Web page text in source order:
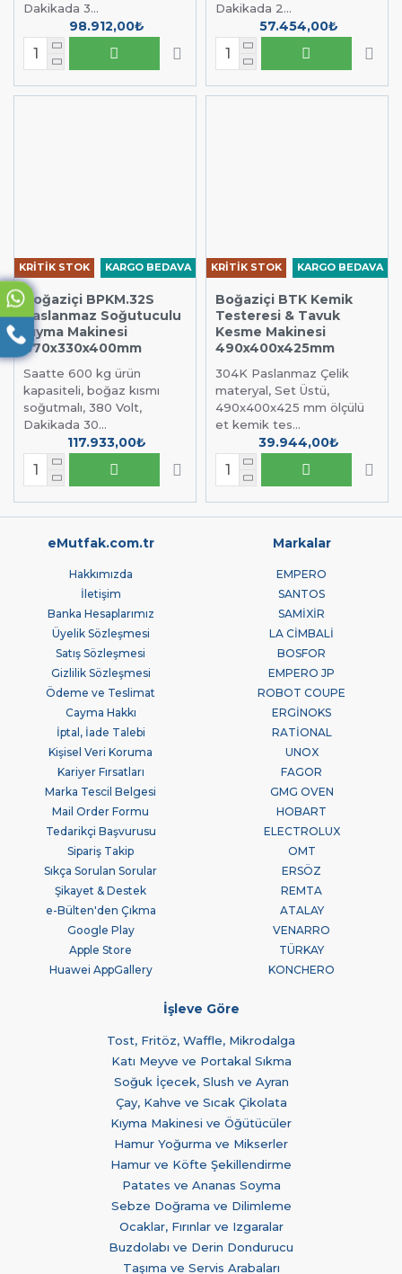
Dakikada 3...
98.912,00₺
Dakikada 2...
57.454,00₺
KARGO BEDAVA
KRİTİK STOK
Boğaziçi BPKM.32S
Paslanmaz Soğutuculu
Kıyma Makinesi
870x330x400mm
Saatte 600 kg ürün
kapasiteli, boğaz kısmı
soğutmalı, 380 Volt,
Dakikada 30...
117.933,00₺
KARGO BEDAVA
KRİTİK STOK
Boğaziçi BTK Kemik
Testeresi & Tavuk
Kesme Makinesi
490x400x425mm
304K Paslanmaz Çelik
materyal, Set Üstü,
490x400x425 mm ölçülü
et kemik tes...
39.944,00₺
eMutfak.com.tr
Hakkımızda
İletişim
Banka Hesaplarımız
Üyelik Sözleşmesi
Satış Sözleşmesi
Gizlilik Sözleşmesi
Ödeme ve Teslimat
Cayma Hakkı
İptal, İade Talebi
Kişisel Veri Koruma
Kariyer Fırsatları
Marka Tescil Belgesi
Mail Order Formu
Tedarikçi Başvurusu
Sipariş Takip
Sıkça Sorulan Sorular
Şikayet & Destek
e-Bülten'den Çıkma
Google Play
Apple Store
Huawei AppGallery
Markalar
EMPERO
SANTOS
SAMİXİR
LA CİMBALİ
BOSFOR
EMPERO JP
ROBOT COUPE
ERGİNOKS
RATİONAL
UNOX
FAGOR
GMG OVEN
HOBART
ELECTROLUX
OMT
ERSÖZ
REMTA
ATALAY
VENARRO
TÜRKAY
KONCHERO
İşleve Göre
Tost, Fritöz, Waffle, Mikrodalga
Katı Meyve ve Portakal Sıkma
Soğuk İçecek, Slush ve Ayran
Çay, Kahve ve Sıcak Çikolata
Kıyma Makinesi ve Öğütücüler
Hamur Yoğurma ve Mikserler
Hamur ve Köfte Şekillendirme
Patates ve Ananas Soyma
Sebze Doğrama ve Dilimleme
Ocaklar, Fırınlar ve Izgaralar
Buzdolabı ve Derin Dondurucu
Taşıma ve Servis Arabaları